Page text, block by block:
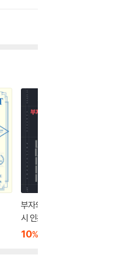
부자의 서재에는 반드
시 인문학 책이 놓여 있
다
10%